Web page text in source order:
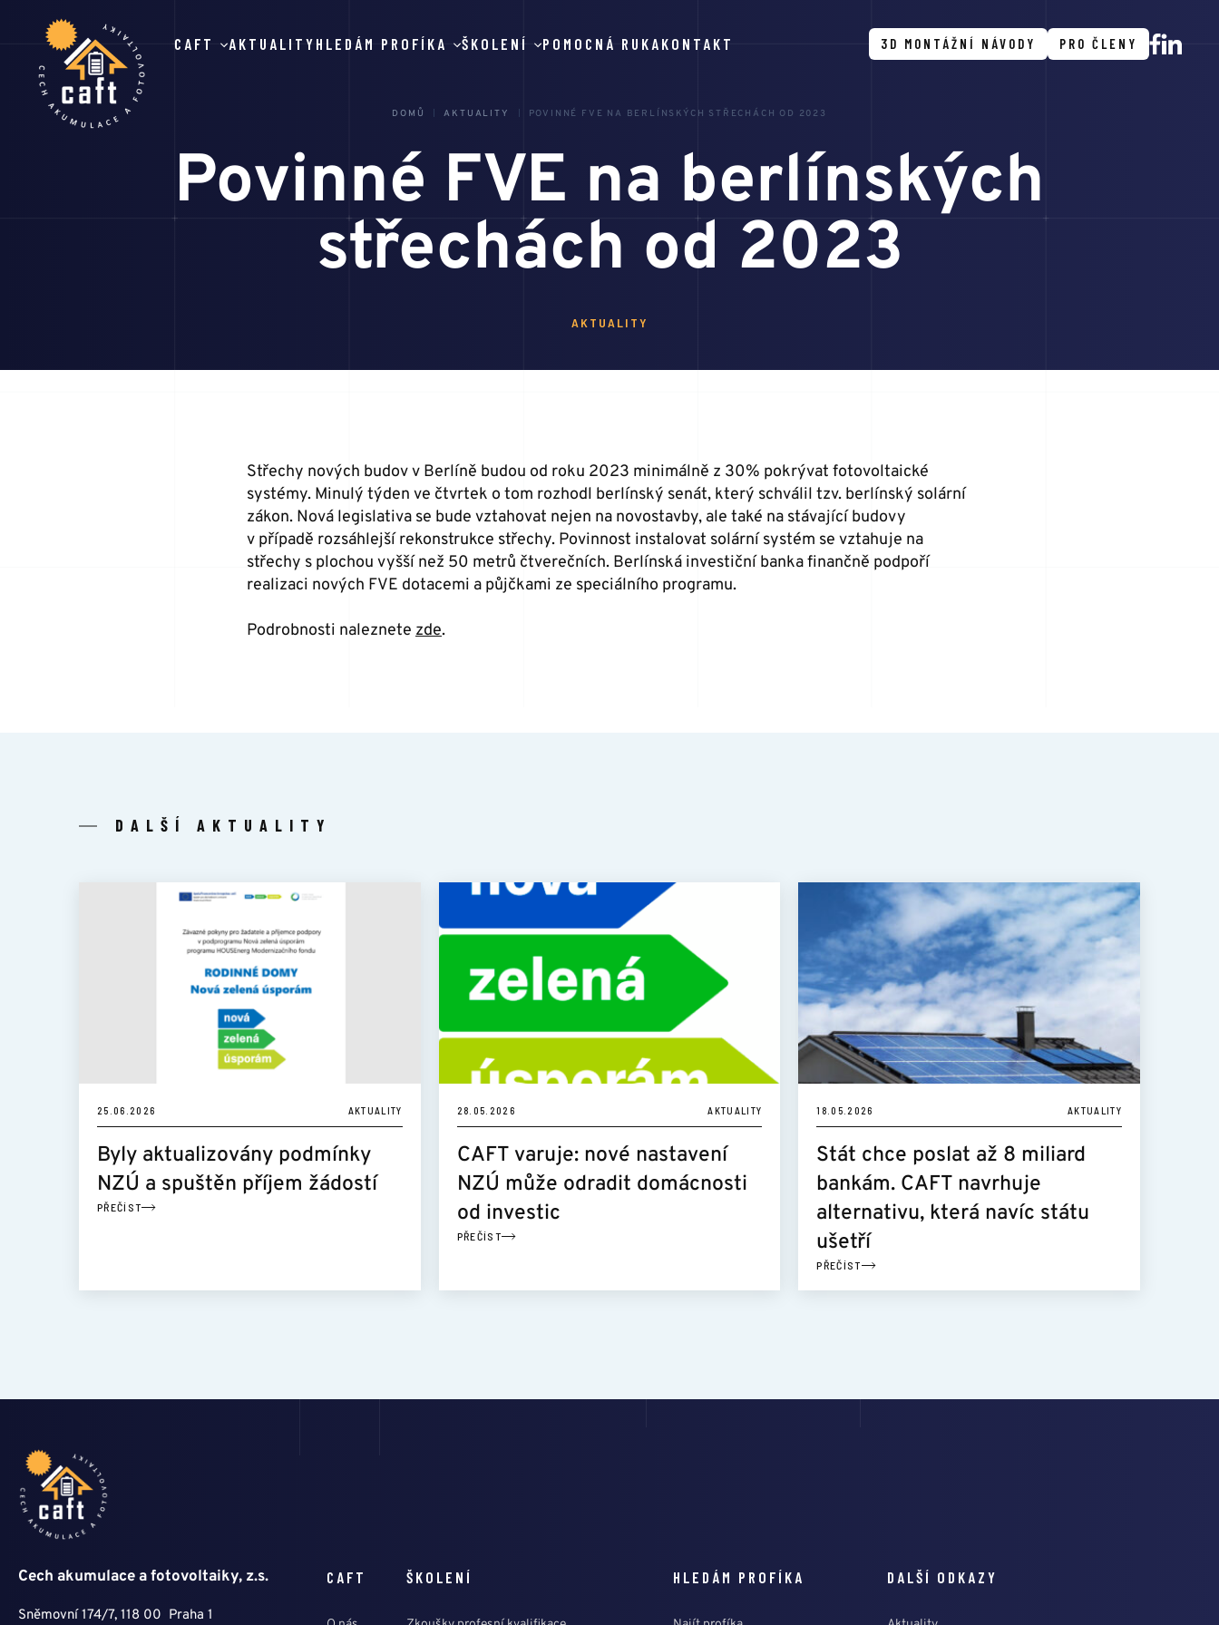
CAFT AKTUALITY HLEDÁM PROFÍKA ŠKOLENÍ POMOCNÁ RUKA KONTAKT 3D MONTÁŽNÍ NÁVODY PRO ČLENY
DOMŮ AKTUALITY POVINNÉ FVE NA BERLÍNSKÝCH STŘECHÁCH OD 2023
Povinné FVE na berlínských
střechách od 2023
AKTUALITY
Střechy nových budov v Berlíně budou od roku 2023 minimálně z 30% pokrývat fotovoltaické
systémy. Minulý týden ve čtvrtek o tom rozhodl berlínský senát, který schválil tzv. berlínský solární
zákon. Nová legislativa se bude vztahovat nejen na novostavby, ale také na stávající budovy
v případě rozsáhlejší rekonstrukce střechy. Povinnost instalovat solární systém se vztahuje na
střechy s plochou vyšší než 50 metrů čtverečních. Berlínská investiční banka finančně podpoří
realizaci nových FVE dotacemi a půjčkami ze speciálního programu.
Podrobnosti naleznete zde.
DALŠÍ AKTUALITY
25.06.2026 AKTUALITY
Byly aktualizovány podmínky
NZÚ a spuštěn příjem žádostí
PŘEČÍST
28.05.2026 AKTUALITY
CAFT varuje: nové nastavení
NZÚ může odradit domácnosti
od investic
PŘEČÍST
18.05.2026 AKTUALITY
Stát chce poslat až 8 miliard
bankám. CAFT navrhuje
alternativu, která navíc státu
ušetří
PŘEČÍST
Cech akumulace a fotovoltaiky, z.s.
Sněmovní 174/7, 118 00 Praha 1
CAFT ŠKOLENÍ HLEDÁM PROFÍKA DALŠÍ ODKAZY